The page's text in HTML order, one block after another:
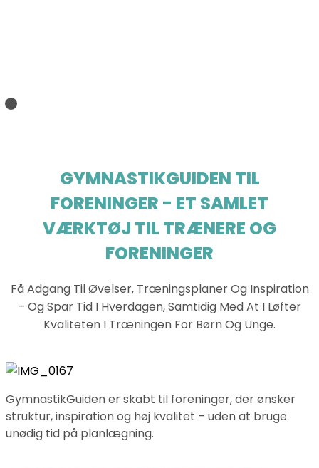
GYMNASTIKGUIDEN TIL
FORENINGER - ET SAMLET
VÆRKTØJ TIL TRÆNERE OG
FORENINGER
Få Adgang Til Øvelser, Træningsplaner Og Inspiration
– Og Spar Tid I Hverdagen, Samtidig Med At I Løfter
Kvaliteten I Træningen For Børn Og Unge.
GymnastikGuiden er skabt til foreninger, der ønsker
struktur, inspiration og høj kvalitet – uden at bruge
unødig tid på planlægning.